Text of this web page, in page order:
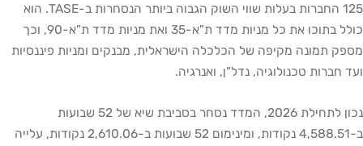
125 החברות בעלות שווי השוק הגבוה ביותר הנסחרות ב-TASE. הוא
כולל בתוכו את כל מניות מדד ת"א-35 ואת מניות מדד ת"א-90, וכך
מספק תמונה מקיפה של הכלכלה הישראלית, מבנקים ומניות פיננסיות
ועד חברות טכנולוגיה, נדל"ן, ואנרגיה.
נכון לתחילת 2026, המדד נסחר בסביבת שיא של 52 שבועות
ב-4,588.51 נקודות, ומינימום 52 שבועות ב-2,610.06 נקודות, עלייה